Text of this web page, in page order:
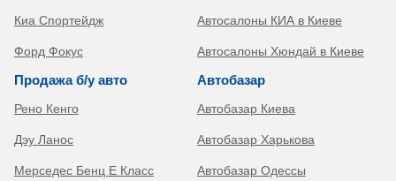
Киа Спортейдж
Форд Фокус
Продажа б/у авто
Рено Кенго
Дэу Ланос
Мерседес Бенц Е Класс
Автосалоны КИА в Киеве
Автосалоны Хюндай в Киеве
Автобазар
Автобазар Киева
Автобазар Харькова
Автобазар Одессы